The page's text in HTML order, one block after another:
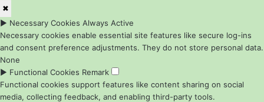
✖
► Necessary Cookies Always Active
Necessary cookies enable essential site features like secure log-ins
and consent preference adjustments. They do not store personal data.
None
► Functional Cookies Remark
Functional cookies support features like content sharing on social
media, collecting feedback, and enabling third-party tools.